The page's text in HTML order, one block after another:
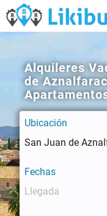
Alquileres
de
Ubicación
Fechas